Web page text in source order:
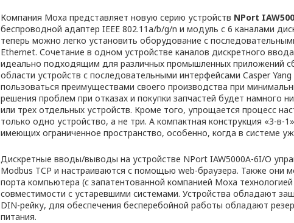
Компания Moxa представляет новую серию устройств NPort
беспроводной адаптер IEEE 802.11a/b/g/n и модуль с 6 каналами
теперь можно легко установить оборудование с
Ethernet. Сочетание в одном устройстве каналов дискретного
идеально подходящим для различных промышленных приложений
области устройств с последовательными интерфейсами Casper
пользоваться преимуществами своего производства при
решения проблем при отказах и покупки запчастей будет намного
или трех отдельных устройств. Кроме того, упрощается процесс
только одно устройство, а не три. А компактная конструкция «3-
имеющих ограниченное пространство, особенно, когда в системе
Дискретные вводы/выводы на устройстве NPort IAW5000A-6I/O
Modbus TCP и настраиваются с помощью web-браузера. Также они
порта компьютера (с запатентованной компанией Moxa
совместимости с устаревшими системами. Устройства обладают
DIN-рейку, для обеспечения бесперебойной работы обладают
питания.